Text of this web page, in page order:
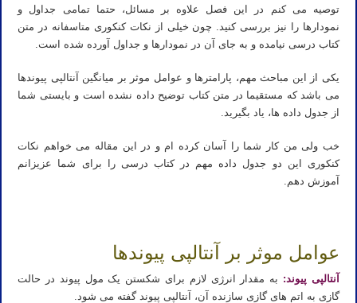
توصیه می کنم در این فصل علاوه بر مسائل، حتما تمامی جداول و
نمودارها را نیز بررسی کنید. چون خیلی از نکات کنکوری متاسفانه در متن
کتاب درسی نیامده و به جای آن در نمودارها و جداول آورده شده است.
یکی از این مباحث مهم، پارامترها و عوامل موثر بر میانگین آنتالپی پیوندها
می باشد که مستقیما در متن کتاب توضیح داده نشده است و بایستی شما
از جدول داده ها، یاد بگیرید.
خب ولی من کار شما را آسان کرده ام و در این مقاله می خواهم نکات
کنکوری این دو جدول داده مهم در کتاب درسی را برای شما عزیزانم
آموزش دهم.
عوامل موثر بر آنتالپی پیوندها
آنتالپی پیوند: به مقدار انرژی لازم برای شکستن یک مول پیوند در حالت
گازی به اتم های گازی سازنده آن، آنتالپی پیوند گفته می شود.